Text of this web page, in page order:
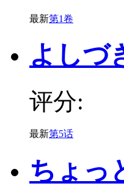
最新第1卷
よしづ
评分:
最新第5话
ちょっ